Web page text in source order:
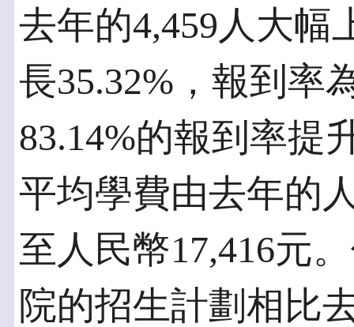
去年的4,459人大幅
長35.32%，報到率
83.14%的報到率提
平均學費由去年的
至人民幣17,416元
院的招生計劃相比